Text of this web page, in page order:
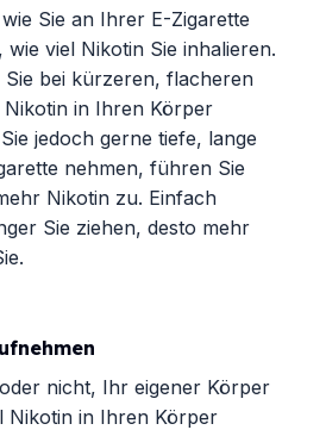
Sie an Ihrer E-Zigarette
wie viel Nikotin Sie inhalieren.
Sie bei kürzeren, flacheren
in Ihren Körper
jedoch gerne tiefe, lange
nehmen, führen Sie
Nikotin zu. Einfach
Sie ziehen, desto mehr
nicht, Ihr eigener Körper
Nikotin in Ihren Körper